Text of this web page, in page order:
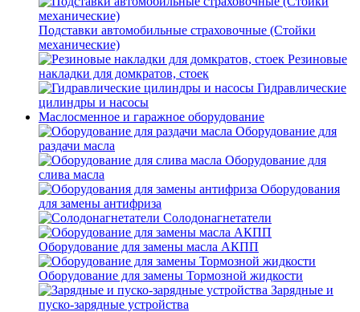
Подставки автомобильные страховочные (Стойки
механические)
Резиновые
накладки для домкратов, стоек
Гидравлические
цилиндры и насосы
Маслосменное и гаражное оборудование
Оборудование для
раздачи масла
Оборудование для
слива масла
Оборудования
для замены антифриза
Солодонагнетатели
Оборудование для замены масла АКПП
Оборудование для замены Тормозной жидкости
Зарядные и
пуско-зарядные устройства